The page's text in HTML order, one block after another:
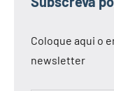
Coloque aqui o
newsletter